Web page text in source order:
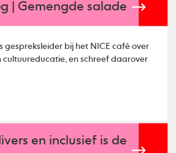
| Gemengde salade
gespreksleider bij het NICE café over
cultuureducatie, en schreef daarover
en inclusief is de